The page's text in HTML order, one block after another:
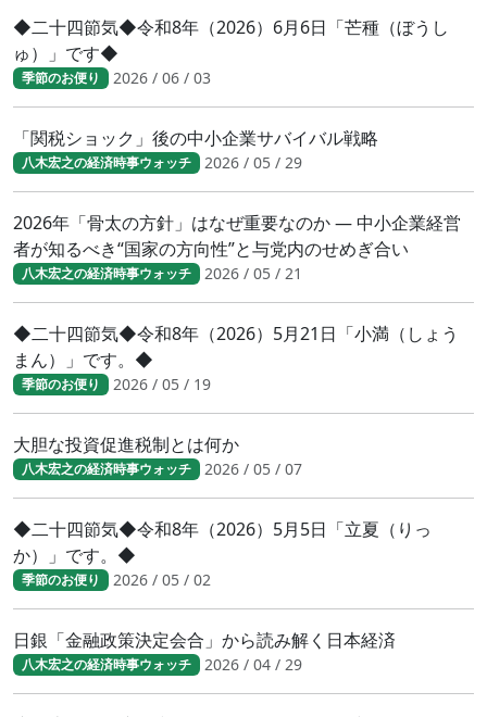
◆二十四節気◆令和8年（2026）6月6日「芒種（ぼうし
ゅ）」です◆
季節のお便り 2026 / 06 / 03
「関税ショック」後の中小企業サバイバル戦略
八木宏之の経済時事ウォッチ 2026 / 05 / 29
2026年「骨太の方針」はなぜ重要なのか ― 中小企業経営
者が知るべき“国家の方向性”と与党内のせめぎ合い
八木宏之の経済時事ウォッチ 2026 / 05 / 21
◆二十四節気◆令和8年（2026）5月21日「小満（しょう
まん）」です。◆
季節のお便り 2026 / 05 / 19
大胆な投資促進税制とは何か
八木宏之の経済時事ウォッチ 2026 / 05 / 07
◆二十四節気◆令和8年（2026）5月5日「立夏（りっ
か）」です。◆
季節のお便り 2026 / 05 / 02
日銀「金融政策決定会合」から読み解く日本経済
八木宏之の経済時事ウォッチ 2026 / 04 / 29